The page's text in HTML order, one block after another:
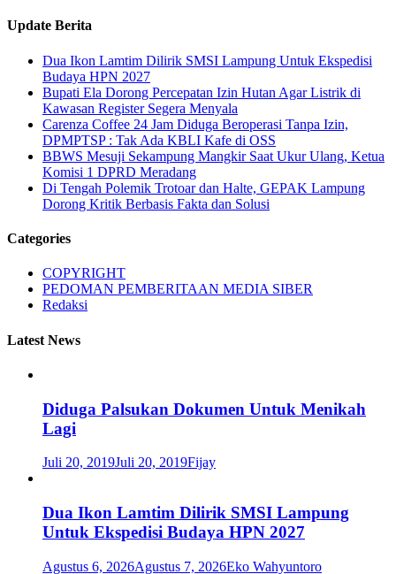
Update Berita
Dua Ikon Lamtim Dilirik SMSI Lampung Untuk Ekspedisi
Budaya HPN 2027
Bupati Ela Dorong Percepatan Izin Hutan Agar Listrik di
Kawasan Register Segera Menyala
Carenza Coffee 24 Jam Diduga Beroperasi Tanpa Izin,
DPMPTSP : Tak Ada KBLI Kafe di OSS
BBWS Mesuji Sekampung Mangkir Saat Ukur Ulang, Ketua
Komisi 1 DPRD Meradang
Di Tengah Polemik Trotoar dan Halte, GEPAK Lampung
Dorong Kritik Berbasis Fakta dan Solusi
Categories
COPYRIGHT
PEDOMAN PEMBERITAAN MEDIA SIBER
Redaksi
Latest News
Diduga Palsukan Dokumen Untuk Menikah
Lagi
Juli 20, 2019Juli 20, 2019Fijay
Dua Ikon Lamtim Dilirik SMSI Lampung
Untuk Ekspedisi Budaya HPN 2027
Agustus 6, 2026Agustus 7, 2026Eko Wahyuntoro